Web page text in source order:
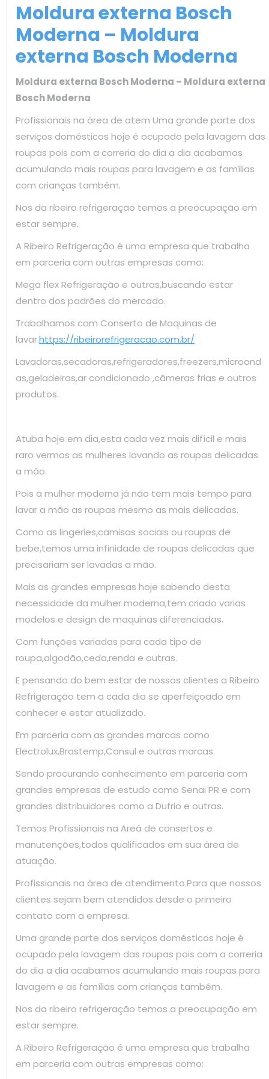
Moldura externa Bosch
Moderna – Moldura
externa Bosch Moderna
Moldura externa Bosch Moderna – Moldura externa
Bosch Moderna
Profissionais na área de atem Uma grande parte dos
serviços domésticos hoje é ocupado pela lavagem das
roupas pois com a correria do dia a dia acabamos
acumulando mais roupas para lavagem e as famílias
com crianças também.
Nos da ribeiro refrigeração temos a preocupação em
estar sempre.
A Ribeiro Refrigeração é uma empresa que trabalha
em parceria com outras empresas como:
Mega flex Refrigeração e outras,buscando estar
dentro dos padrões do mercado.
Trabalhamos com Conserto de Maquinas de
lavar.https://ribeirorefrigeracao.com.br/
Lavadoras,secadoras,refrigeradores,freezers,microond
as,geladeiras,ar condicionado ,câmeras frias e outros
produtos.
Atuba hoje em dia,esta cada vez mais difícil e mais
raro vermos as mulheres lavando as roupas delicadas
a mão.
Pois a mulher moderna já não tem mais tempo para
lavar a mão as roupas mesmo as mais delicadas.
Como as lingeries,camisas sociais ou roupas de
bebe,temos uma infinidade de roupas delicadas que
precisariam ser lavadas a mão.
Mais as grandes empresas hoje sabendo desta
necessidade da mulher moderna,tem criado varias
modelos e design de maquinas diferenciadas.
Com funções variadas para cada tipo de
roupa,algodão,ceda,renda e outras.
E pensando do bem estar de nossos clientes a Ribeiro
Refrigeração tem a cada dia se aperfeiçoado em
conhecer e estar atualizado.
Em parceria com as grandes marcas como
Electrolux,Brastemp,Consul e outras marcas.
Sendo procurando conhecimento em parceria com
grandes empresas de estudo como Senai PR e com
grandes distribuidores como a Dufrio e outras.
Temos Profissionais na Areá de consertos e
manutenções,todos qualificados em sua área de
atuação.
Profissionais na área de atendimento.Para que nossos
clientes sejam bem atendidos desde o primeiro
contato com a empresa.
Uma grande parte dos serviços domésticos hoje é
ocupado pela lavagem das roupas pois com a correria
do dia a dia acabamos acumulando mais roupas para
lavagem e as famílias com crianças também.
Nos da ribeiro refrigeração temos a preocupação em
estar sempre.
A Ribeiro Refrigeração é uma empresa que trabalha
em parceria com outras empresas como: